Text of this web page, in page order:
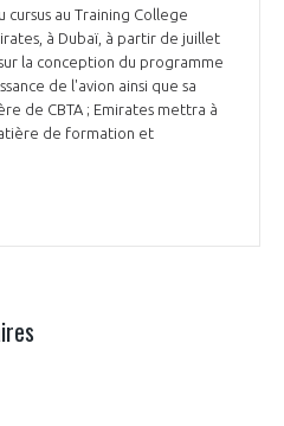
cursus au Training College
à Dubaï, à partir de juillet
la conception du programme
de l'avion ainsi que sa
de CBTA ; Emirates mettra à
de formation et